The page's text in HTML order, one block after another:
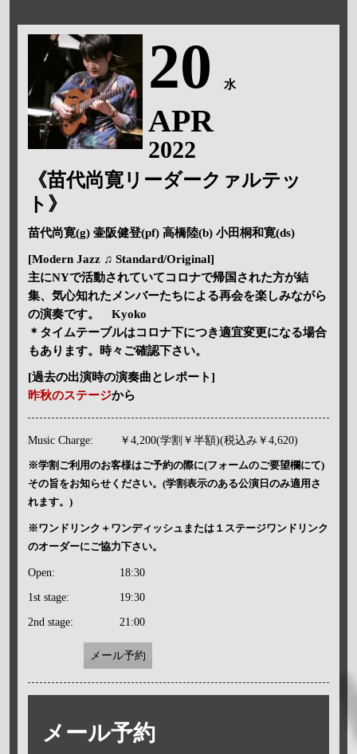
20 水
APR
2022
《苗代尚寛リーダークァルテッ
ト》
苗代尚寛(g) 壷阪健登(pf) 高橋陸(b) 小田桐和寛(ds)
[Modern Jazz ♫ Standard/Original]
主にNYで活動されていてコロナで帰国された方が結
集、気心知れたメンバーたちによる再会を楽しみながら
の演奏です。 Kyoko
＊タイムテーブルはコロナ下につき適宜変更になる場合
もあります。時々ご確認下さい。
[過去の出演時の演奏曲とレポート]
昨秋のステージから
Music Charge: ￥4,200(学割￥半額)(税込み￥4,620)
※学割ご利用のお客様はご予約の際に(フォームのご要望欄にて)
その旨をお知らせください。(学割表示のある公演日のみ適用さ
れます。)
※ワンドリンク＋ワンディッシュまたは１ステージワンドリンク
のオーダーにご協力下さい。
Open: 18:30
1st stage: 19:30
2nd stage: 21:00
メール予約
メール予約